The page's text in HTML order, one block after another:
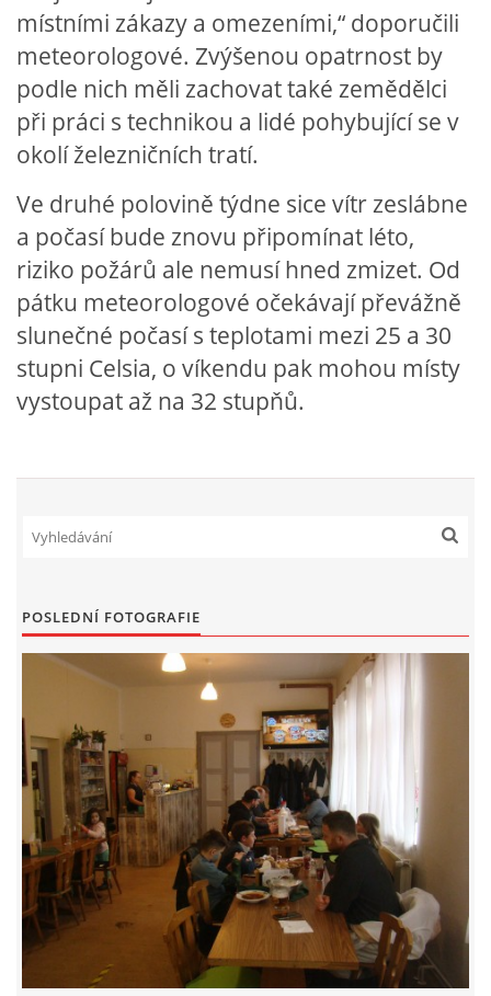
místními zákazy a omezeními,“ doporučili
meteorologové. Zvýšenou opatrnost by
podle nich měli zachovat také zemědělci
při práci s technikou a lidé pohybující se v
okolí železničních tratí.
Ve druhé polovině týdne sice vítr zeslábne
a počasí bude znovu připomínat léto,
riziko požárů ale nemusí hned zmizet. Od
pátku meteorologové očekávají převážně
slunečné počasí s teplotami mezi 25 a 30
stupni Celsia, o víkendu pak mohou místy
vystoupat až na 32 stupňů.
POSLEDNÍ FOTOGRAFIE